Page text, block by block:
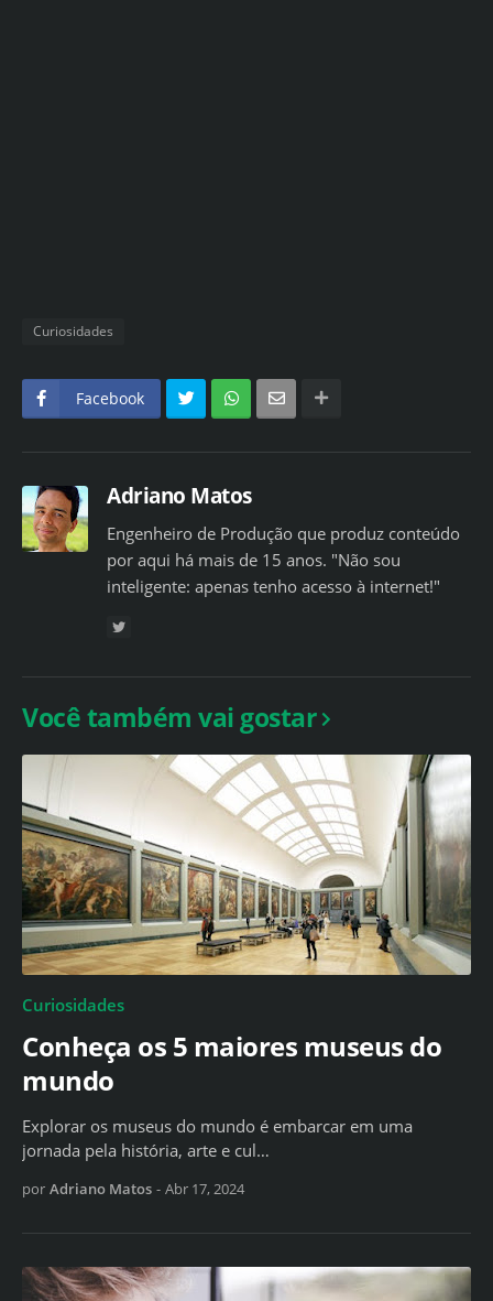
Curiosidades
Facebook
Adriano Matos
Engenheiro de Produção que produz conteúdo
por aqui há mais de 15 anos. "Não sou
inteligente: apenas tenho acesso à internet!"
Você também vai gostar
Curiosidades
Conheça os 5 maiores museus do
mundo
Explorar os museus do mundo é embarcar em uma
jornada pela história, arte e cul…
por Adriano Matos - Abr 17, 2024